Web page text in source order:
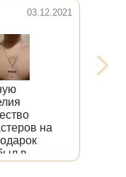
03.12.2021
на
в